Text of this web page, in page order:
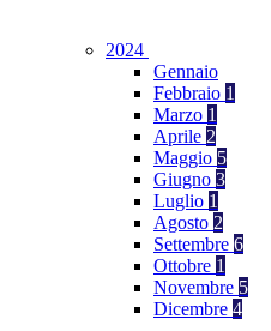
2024
Gennaio
Febbraio 1
Marzo 1
Aprile 2
Maggio 5
Giugno 3
Luglio 1
Agosto 2
Settembre 6
Ottobre 1
Novembre 5
Dicembre 4